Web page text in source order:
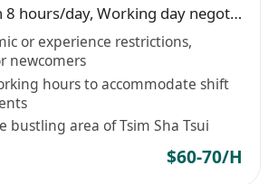
，並需附詳細履歷、可上班日期及
格者將安排面試。
個人資料只用作招聘及僱用用途。
More than 8 hours/day, Working day negotiable
or experience restrictions,
newcomers
hours to accommodate shift
bustling area of Tsim Sha Tsui
$60-70/H